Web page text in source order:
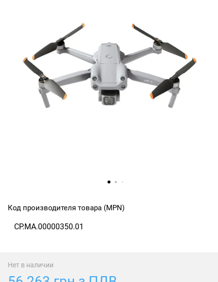
Код производителя товара (MPN)
CP.MA.00000350.01
Нет в наличии